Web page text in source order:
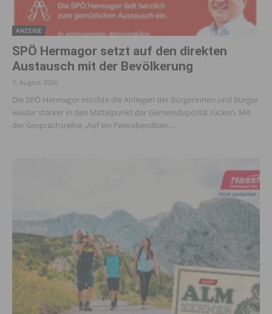
ANZEIGE
SPÖ Hermagor setzt auf den direkten
Austausch mit der Bevölkerung
7. August 2026
Die SPÖ Hermagor möchte die Anliegen der Bürgerinnen und Bürger
wieder stärker in den Mittelpunkt der Gemeindepolitik rücken. Mit
der Gesprächsreihe „Auf ein Feierabendbier...